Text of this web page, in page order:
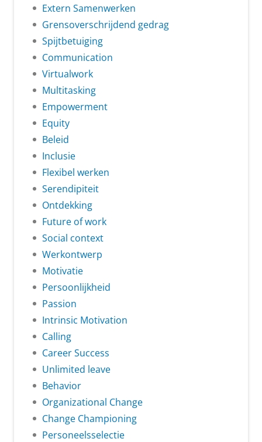
Extern Samenwerken
Grensoverschrijdend gedrag
Spijtbetuiging
Communication
Virtualwork
Multitasking
Empowerment
Equity
Beleid
Inclusie
Flexibel werken
Serendipiteit
Ontdekking
Future of work
Social context
Werkontwerp
Motivatie
Persoonlijkheid
Passion
Intrinsic Motivation
Calling
Career Success
Unlimited leave
Behavior
Organizational Change
Change Championing
Personeelsselectie